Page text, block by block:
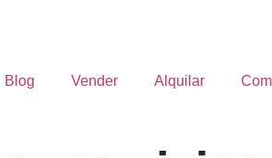
Blog Vender Alquilar